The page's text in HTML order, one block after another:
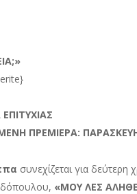
;»
ΠΡΕΜΙΕΡΑ:
συνεχίζεται για δεύτερη
«ΜΟΥ ΛΕΣ